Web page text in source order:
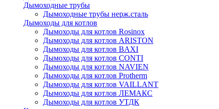
Дымоходные трубы
Дымоходные трубы нерж.сталь
Дымоходы для котлов
Дымоходы для котлов Rosinox
Дымоходы для котлов ARISTON
Дымоходы для котлов BAXI
Дымоходы для котлов CONTI
Дымоходы для котлов NAVIEN
Дымоходы для котлов Protherm
Дымоходы для котлов VAILLANT
Дымоходы для котлов ЛЕМАКС
Дымоходы для котлов УТДК